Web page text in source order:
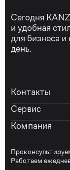
Сегодня
и удобная
для бизнеса
день.
Контакты
Сервис
Компания
Работаем